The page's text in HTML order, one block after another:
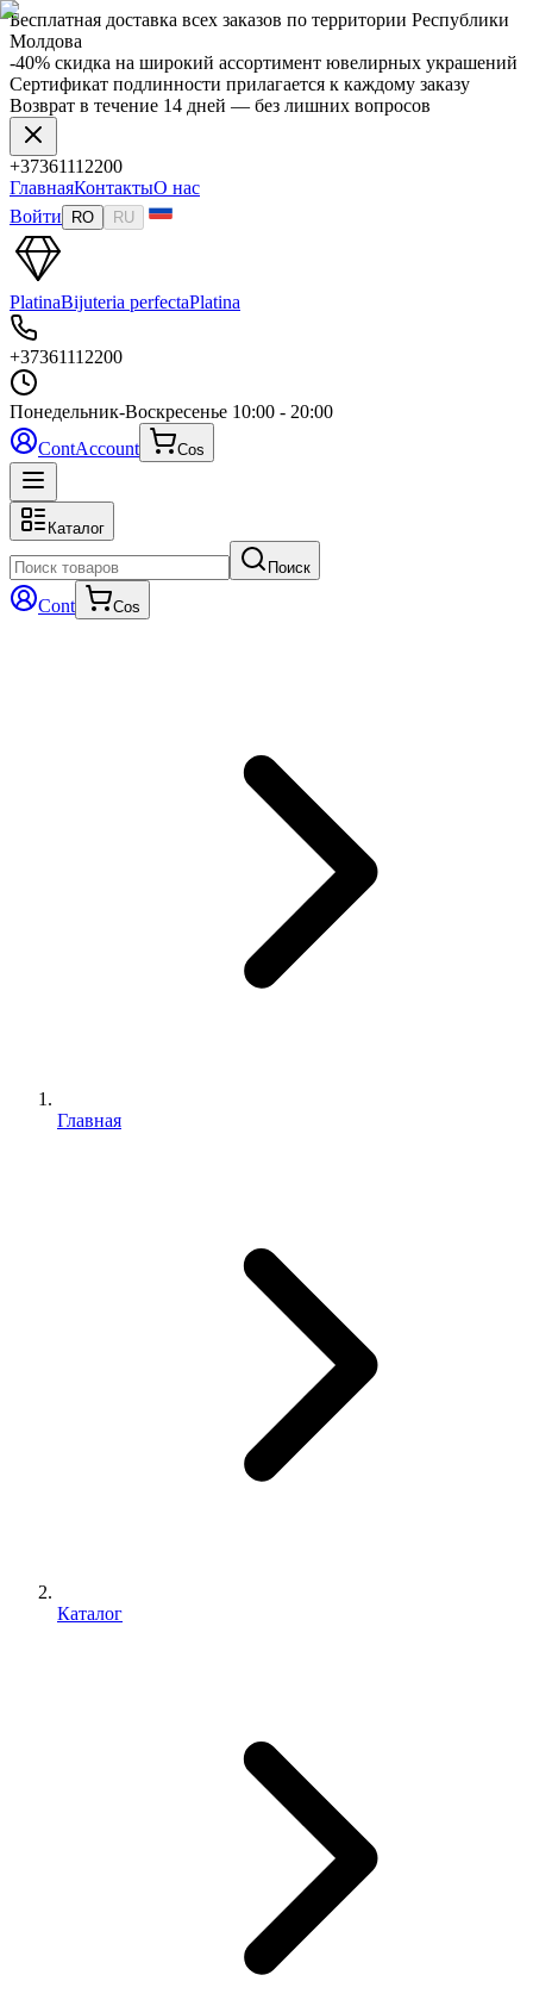
Бесплатная доставка всех заказов по территории Республики
Молдова
-40% скидка на широкий ассортимент ювелирных украшений
Сертификат подлинности прилагается к каждому заказу
Возврат в течение 14 дней — без лишних вопросов
+37361112200
ГлавнаяКонтактыО нас
Войти
RO RU
PlatinaBijuteria perfectaPlatina
+37361112200
Понедельник-Воскресенье 10:00 - 20:00
ContAccount Cos
Каталог
Поиск
Cont Cos
Главная
Каталог